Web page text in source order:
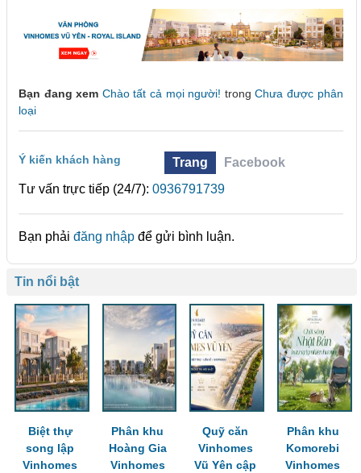
Bạn đang xem Chào tất cả mọi người! trongChưa được phân
loại
Ý kiến khách hàng Trang
Facebook
Tư vấn trực tiếp (24/7): 0936791739
Bạn phải đăng nhập để gửi bình luận.
Tin nổi bật
Biệt thự
song lập
Vinhomes
Phân khu
Hoàng Gia
Vinhomes
Quỹ căn
Vinhomes
Vũ Yên cập
Phân khu
Komorebi
Vinhomes